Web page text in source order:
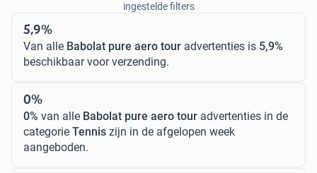
ingestelde filters
5,9%
Van alle Babolat pure aero tour advertenties is 5,9%
beschikbaar voor verzending.
0%
0% van alle Babolat pure aero tour advertenties in de
categorie Tennis zijn in de afgelopen week
aangeboden.